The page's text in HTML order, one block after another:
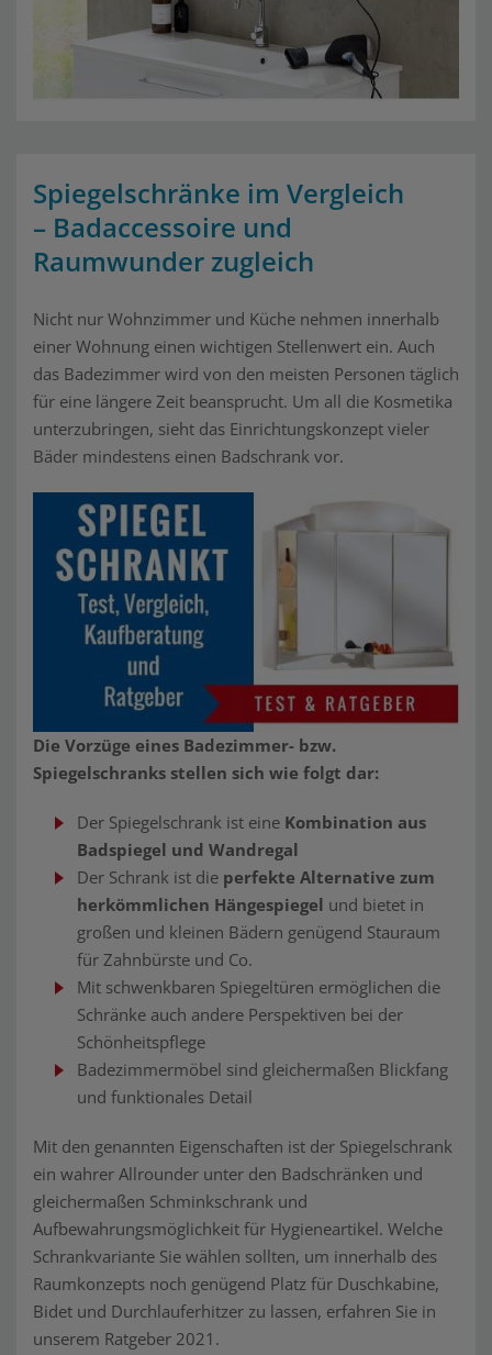
Spiegelschränke im Vergleich
– Badaccessoire und
Raumwunder zugleich
Nicht nur Wohnzimmer und Küche nehmen innerhalb
einer Wohnung einen wichtigen Stellenwert ein. Auch
das Badezimmer wird von den meisten Personen täglich
für eine längere Zeit beansprucht. Um all die Kosmetika
unterzubringen, sieht das Einrichtungskonzept vieler
Bäder mindestens einen Badschrank vor.
Die Vorzüge eines Badezimmer- bzw.
Spiegelschranks stellen sich wie folgt dar:
Der Spiegelschrank ist eine Kombination aus
Badspiegel und Wandregal
Der Schrank ist die perfekte Alternative zum
herkömmlichen Hängespiegel und bietet in
großen und kleinen Bädern genügend Stauraum
für Zahnbürste und Co.
Mit schwenkbaren Spiegeltüren ermöglichen die
Schränke auch andere Perspektiven bei der
Schönheitspflege
Badezimmermöbel sind gleichermaßen Blickfang
und funktionales Detail
Mit den genannten Eigenschaften ist der Spiegelschrank
ein wahrer Allrounder unter den Badschränken und
gleichermaßen Schminkschrank und
Aufbewahrungsmöglichkeit für Hygieneartikel. Welche
Schrankvariante Sie wählen sollten, um innerhalb des
Raumkonzepts noch genügend Platz für Duschkabine,
Bidet und Durchlauferhitzer zu lassen, erfahren Sie in
unserem Ratgeber 2021.